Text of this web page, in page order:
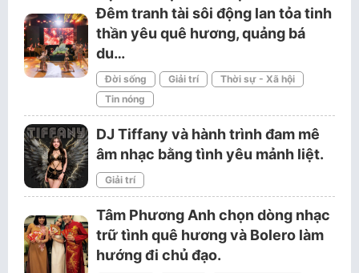
Đêm tranh tài sôi động lan tỏa tinh
thần yêu quê hương, quảng bá
du…
Đời sống Giải trí
Thời sự - Xã hội
Tin nóng
DJ Tiffany và hành trình đam mê
âm nhạc bằng tình yêu mảnh liệt.
Giải trí
Tâm Phương Anh chọn dòng nhạc
trữ tình quê hương và Bolero làm
hướng đi chủ đạo.